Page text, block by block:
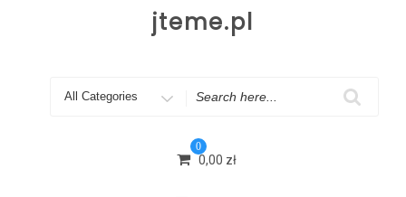
jteme.pl
Search
0
0,00 zł